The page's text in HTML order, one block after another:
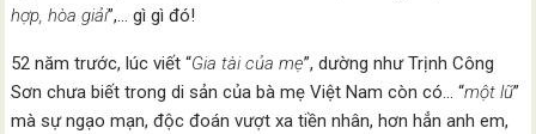
hợp, hòa giải”,… gì gì đó!
52 năm trước, lúc viết “Gia tài của mẹ”, dường như Trịnh Công
Sơn chưa biết trong di sản của bà mẹ Việt Nam còn có… “một lũ”
mà sự ngạo mạn, độc đoán vượt xa tiền nhân, hơn hẳn anh em,